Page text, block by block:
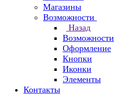
Магазины
Возможности
Назад
Возможности
Оформление
Кнопки
Иконки
Элементы
Контакты